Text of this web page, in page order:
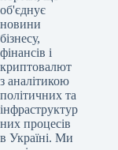
об'єднує
новини
бізнесу,
фінансів і
криптовалют
з аналітикою
політичних та
інфраструктур
них процесів
в Україні. Ми